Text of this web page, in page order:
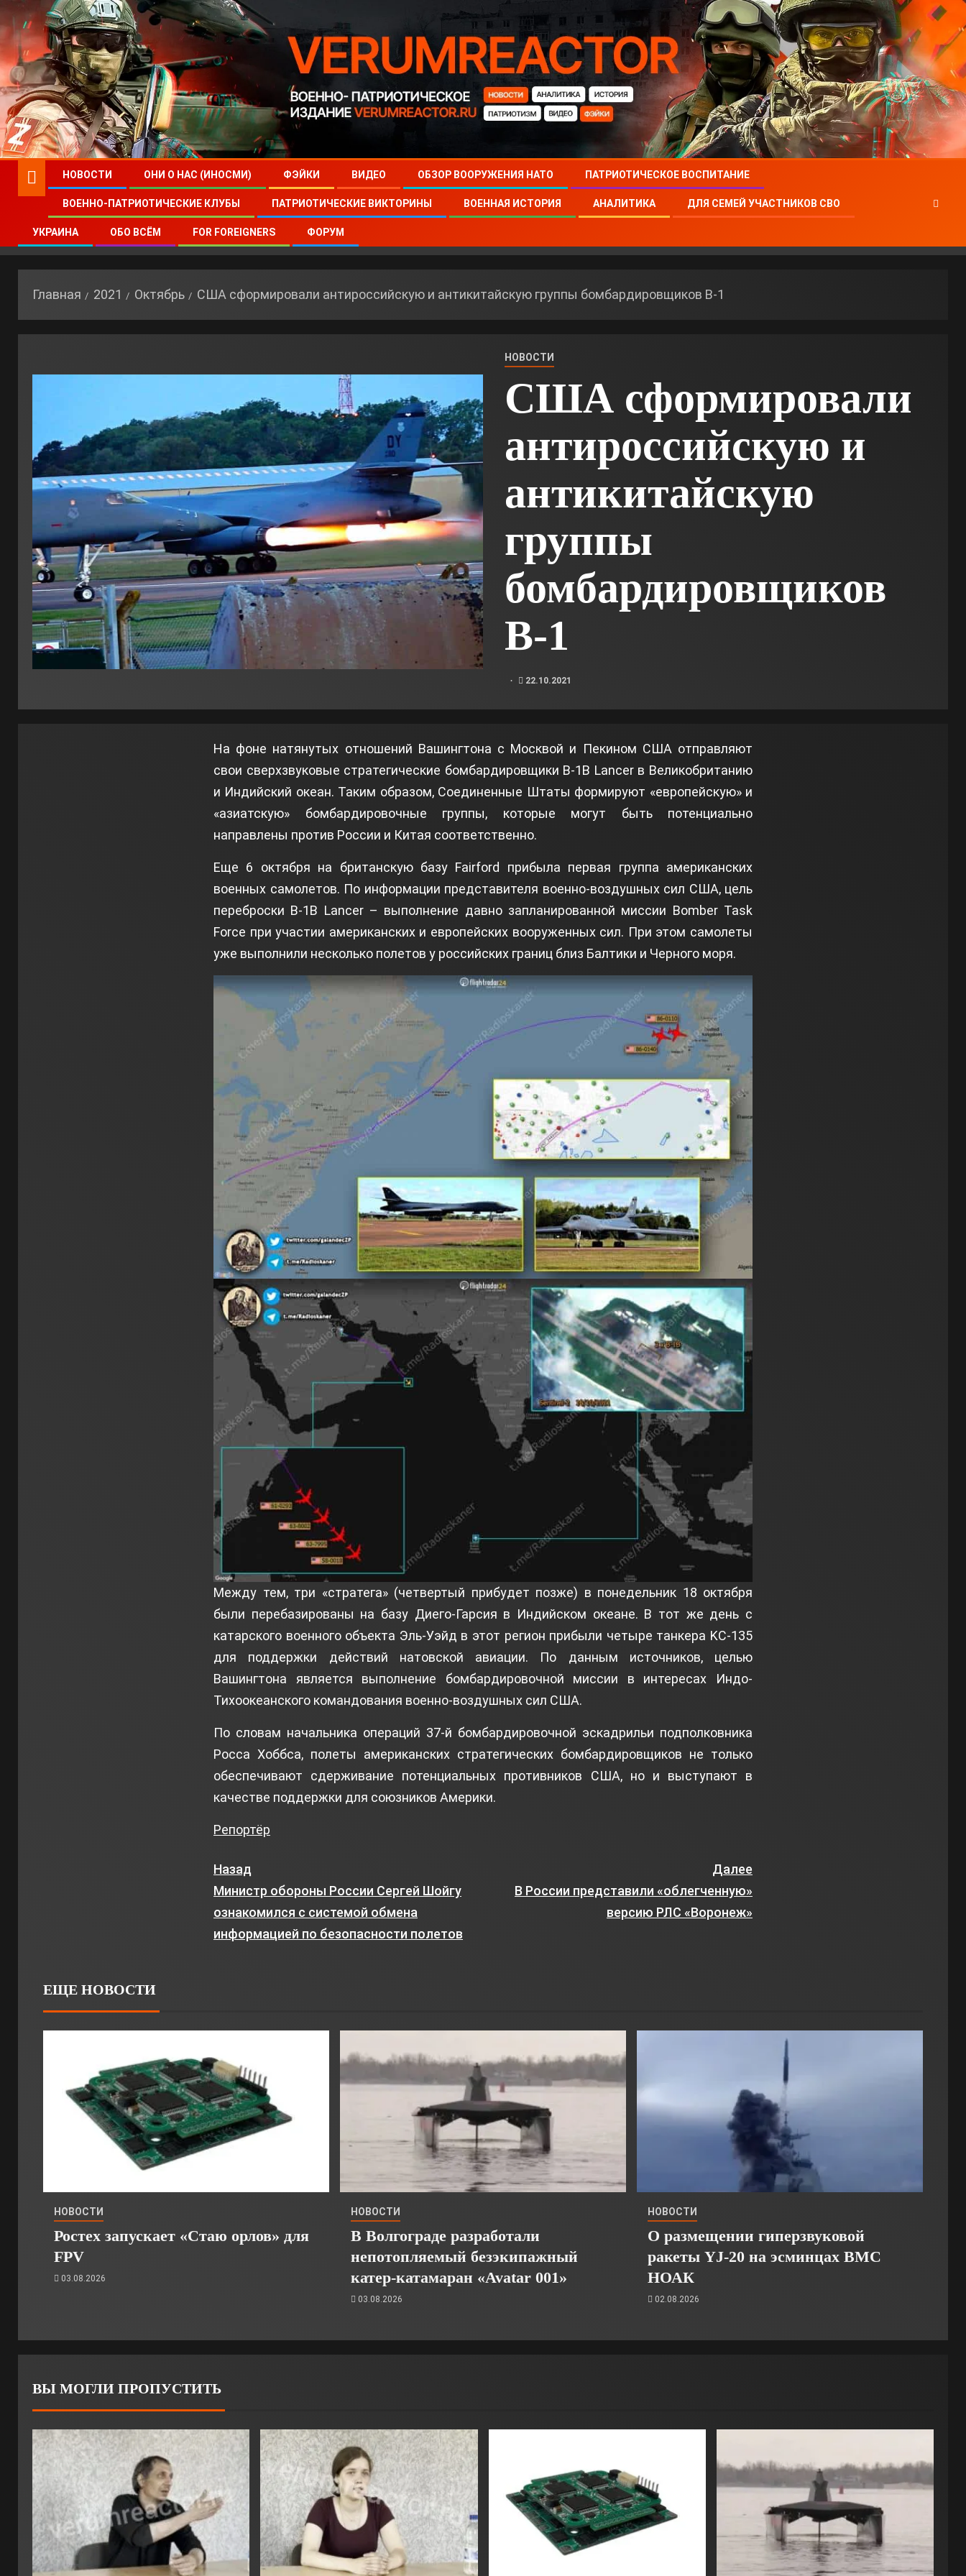
НОВОСТИ ОНИ О НАС (ИНОСМИ) ФЭЙКИ ВИДЕО ОБЗОР ВООРУЖЕНИЯ НАТО ПАТРИОТИЧЕСКОЕ ВОСПИТАНИЕ
ВОЕННО-ПАТРИОТИЧЕСКИЕ КЛУБЫ ПАТРИОТИЧЕСКИЕ ВИКТОРИНЫ ВОЕННАЯ ИСТОРИЯ АНАЛИТИКА ДЛЯ СЕМЕЙ УЧАСТНИКОВ СВО
УКРАИНА ОБО ВСЁМ FOR FOREIGNERS ФОРУМ
Главная 2021 Октябрь США сформировали антироссийскую и антикитайскую группы бомбардировщиков B-1
НОВОСТИ
США сформировали
антироссийскую и
антикитайскую
группы
бомбардировщиков
B-1
22.10.2021
На фоне натянутых отношений Вашингтона с Москвой и Пекином США отправляют
свои сверхзвуковые стратегические бомбардировщики B-1B Lancer в Великобританию
и Индийский океан. Таким образом, Соединенные Штаты формируют «европейскую» и
«азиатскую» бомбардировочные группы, которые могут быть потенциально
направлены против России и Китая соответственно.
Еще 6 октября на британскую базу Fairford прибыла первая группа американских
военных самолетов. По информации представителя военно-воздушных сил США, цель
переброски B-1B Lancer – выполнение давно запланированной миссии Bomber Task
Force при участии американских и европейских вооруженных сил. При этом самолеты
уже выполнили несколько полетов у российских границ близ Балтики и Черного моря.
Между тем, три «стратега» (четвертый прибудет позже) в понедельник 18 октября
были перебазированы на базу Диего-Гарсия в Индийском океане. В тот же день с
катарского военного объекта Эль-Уэйд в этот регион прибыли четыре танкера KC-135
для поддержки действий натовской авиации. По данным источников, целью
Вашингтона является выполнение бомбардировочной миссии в интересах Индо-
Тихоокеанского командования военно-воздушных сил США.
По словам начальника операций 37-й бомбардировочной эскадрильи подполковника
Росса Хоббса, полеты американских стратегических бомбардировщиков не только
обеспечивают сдерживание потенциальных противников США, но и выступают в
качестве поддержки для союзников Америки.
Репортёр
Назад
Министр обороны России Сергей Шойгу
ознакомился с системой обмена
информацией по безопасности полетов
Далее
В России представили «облегченную»
версию РЛС «Воронеж»
ЕЩЕ НОВОСТИ
НОВОСТИ
Ростех запускает «Стаю орлов» для
FPV
03.08.2026
НОВОСТИ
В Волгограде разработали
непотопляемый безэкипажный
катер-катамаран «Avatar 001»
03.08.2026
НОВОСТИ
О размещении гиперзвуковой
ракеты YJ-20 на эсминцах ВМС
НОАК
02.08.2026
ВЫ МОГЛИ ПРОПУСТИТЬ